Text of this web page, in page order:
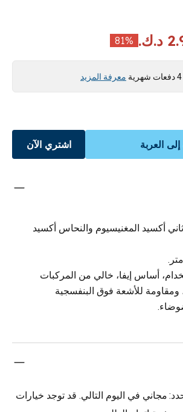
81%
معرفة المزيد
العربة اشتري الآن
أكسيد المغنيسيوم والنحاس أكسيد
أساس إيفا، خالي من المركبات
ومقاومة للأشعة فوق البنفسجية
مجاني في اليوم التالي. قد توجد خيارات